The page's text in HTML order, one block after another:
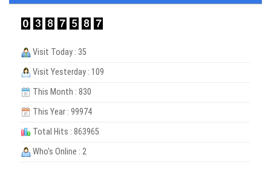
Visit Today : 35
Visit Yesterday : 109
This Month : 830
This Year : 99974
Total Hits : 863965
Who's Online : 2